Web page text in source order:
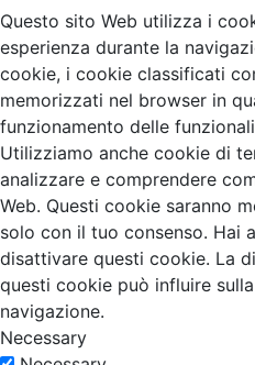
Questo sito Web utilizza i
esperienza durante la
cookie, i cookie classificati
memorizzati nel browser in
funzionamento delle
Utilizziamo anche cookie di
analizzare e comprendere
Web. Questi cookie saranno
solo con il tuo consenso. Hai
disattivare questi cookie. La
questi cookie può influire
navigazione.
Necessary